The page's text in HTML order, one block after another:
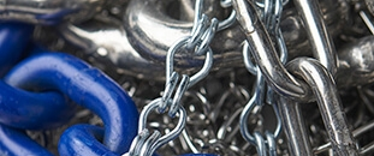
HW RSK polyester sapan ek kilidi
HW VHG kısaltma kancası
HW VHO gözlü kısaltma kancası
HW VKH kısaltma kancası
HW VKF kısaltma kancası